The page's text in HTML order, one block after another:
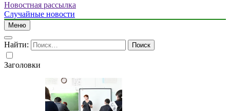
Новостная рассылка
Случайные новости
Меню
Найти:
Заголовки